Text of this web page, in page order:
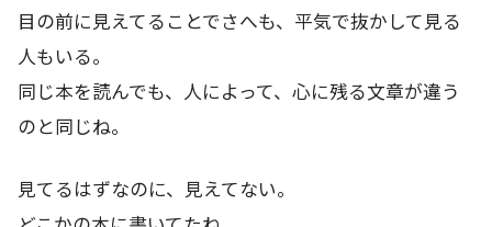
目の前に見えてることでさへも、平気で抜かして見る
人もいる。
同じ本を読んでも、人によって、心に残る文章が違う
のと同じね。
見てるはずなのに、見えてない。